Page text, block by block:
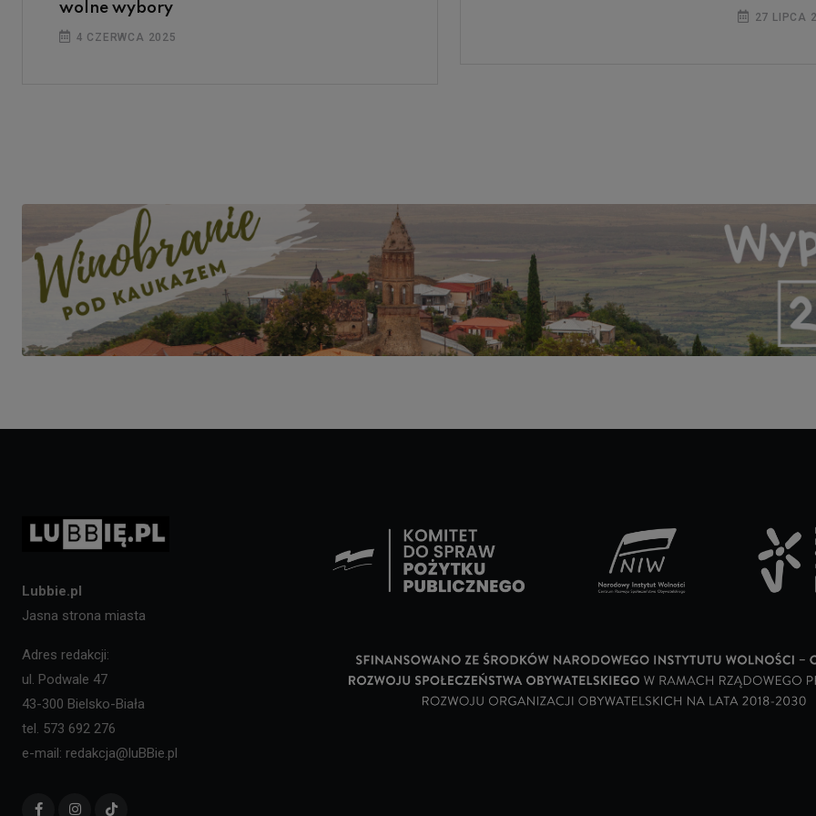
wolne wybory
4 CZERWCA 2025
27 LIPCA
Lubbie.pl
Jasna strona miasta
Adres redakcji:
ul. Podwale 47
43-300 Bielsko-Biała
tel. 573 692 276
e-mail: redakcja@luBBie.pl